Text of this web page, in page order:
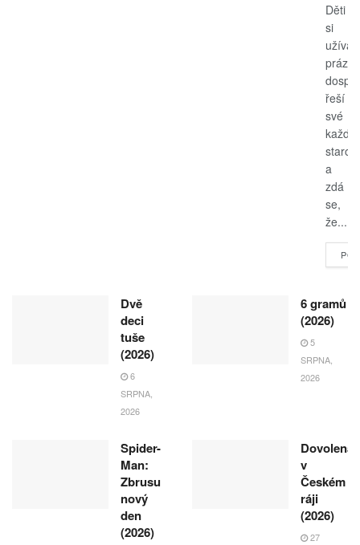
Děti
si
užívají
řeší
své
a
zdá
se,
že...
Dvě
deci
tuše
(2026)
6
SRPNA,
2026
6 gramů
(2026)
5
SRPNA,
2026
Spider-
Man:
Zbrusu
nový
den
(2026)
Dovolená
v
Českém
ráji
(2026)
27